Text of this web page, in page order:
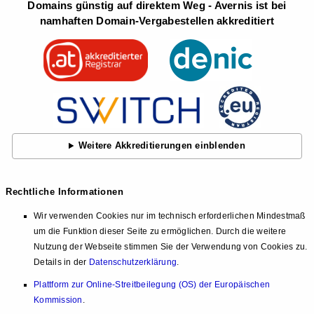
Domains günstig auf direktem Weg - Avernis ist bei
namhaften Domain-Vergabestellen akkreditiert
Weitere Akkreditierungen einblenden
Rechtliche Informationen
Wir verwenden Cookies nur im technisch erforderlichen Mindestmaß
um die Funktion dieser Seite zu ermöglichen. Durch die weitere
Nutzung der Webseite stimmen Sie der Verwendung von Cookies zu.
Details in der Datenschutzerklärung.
Plattform zur Online-Streitbeilegung (OS) der Europäischen
Kommission